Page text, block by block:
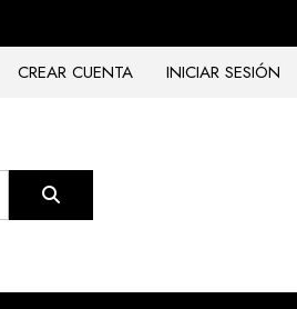
CREAR CUENTA INICIAR SESIÓN